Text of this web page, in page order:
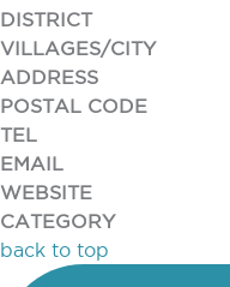
DISTRICT
VILLAGES/CITY
ADDRESS
POSTAL CODE
TEL
EMAIL
WEBSITE
CATEGORY
back to top